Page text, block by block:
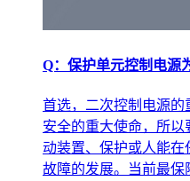
Q：保护单元控制电源
首选，二次控制电源
安全的重大使命，所
动装置、保护或人能在
故障的发展。当前最